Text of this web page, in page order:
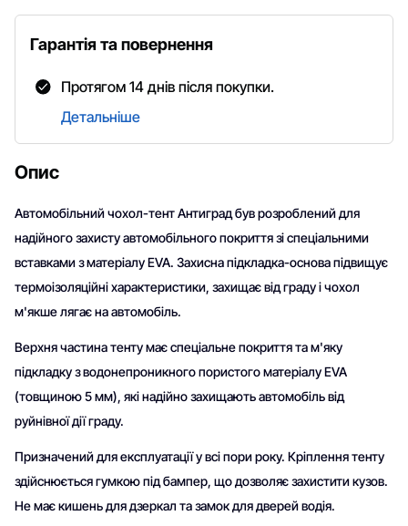
Опис
Автомобільний чохол-тент Антиград був розроблений для
надійного захисту автомобільного покриття зі спеціальними
вставками з матеріалу EVA. Захисна підкладка-основа підвищує
термоізоляційні характеристики, захищає від граду і чохол
м'якше лягає на автомобіль.
Верхня частина тенту має спеціальне покриття та м'яку
підкладку з водонепроникного пористого матеріалу EVA
(товщиною 5 мм), які надійно захищають автомобіль від
руйнівної дії граду.
Призначений для експлуатації у всі пори року. Кріплення тенту
здійснюється гумкою під бампер, що дозволяє захистити кузов.
Не має кишень для дзеркал та замок для дверей водія.
Гарантія та повернення
Протягом 14 днів після покупки.
Детальніше